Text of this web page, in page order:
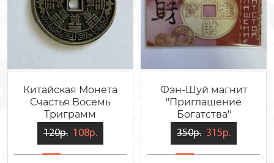
Китайская Монета
Счастья Восемь
Триграмм
120р. 108р.
Фэн-Шуй магнит
"Приглашение
Богатства"
350р. 315р.